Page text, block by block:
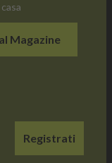
Magazine
Registrati